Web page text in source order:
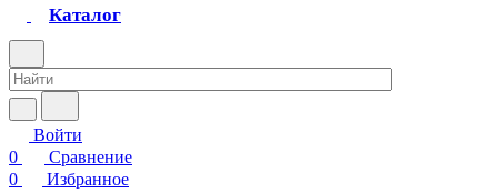
Каталог
Войти
0
Сравнение
0
Избранное